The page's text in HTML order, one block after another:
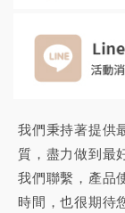
我們秉持著提供
質，盡力做到最
我們聯繫，產品
時間，也很期待